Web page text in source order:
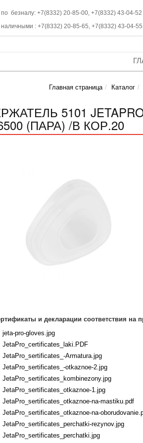
по безналу: +7(8332) 20-85-00, +7(8332) 43-04-52
наличными : +7(8332) 20-85-65, +7(8332) 43-04-55
Главная страница Каталог
5101
(ПАРА) /В КОР.20
и декларации соответствия на
jeta-pro-gloves.jpg
JetaPro_certificates_laki.PDF
JetaPro_sertificates_-Armatura.jpg
JetaPro_sertificates_-otkaznoe-2.jpg
JetaPro_sertificates_kombinezony.jpg
JetaPro_sertificates_otkaznoe-1.jpg
JetaPro_sertificates_otkaznoe-na-mastiku.pdf
JetaPro_sertificates_otkaznoe-na-
JetaPro_sertificates_perchatki-rezynov.jpg
JetaPro_sertificates_perchatki.jpg